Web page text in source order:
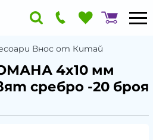
Внос от Китай
4x10 мм
сребро -20 броя